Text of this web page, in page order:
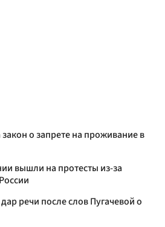
о запрете на проживание в
вышли на протесты из-за
речи после слов Пугачевой о